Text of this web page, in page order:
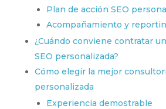
Plan de acción SEO
Acompañamiento y
¿Cuándo conviene contratar
SEO personalizada?
Cómo elegir la mejor
personalizada
Experiencia demostrable